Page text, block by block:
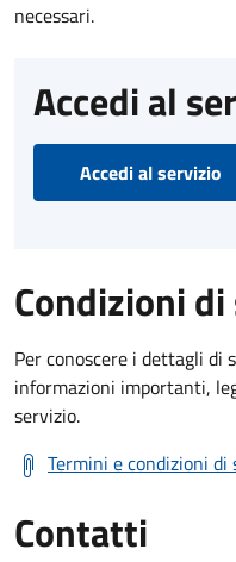
necessari.
Accedi al
Accedi al servizio
Condizioni
Per conoscere i dettagli di
informazioni importanti,
servizio.
Termini e condizioni di
Contatti